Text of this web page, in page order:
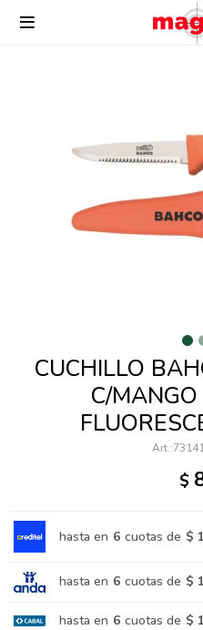

CUCHILLO
C/
$
hasta en 6 cuotas de $
hasta en 6 cuotas de $
hasta en 6 cuotas de $